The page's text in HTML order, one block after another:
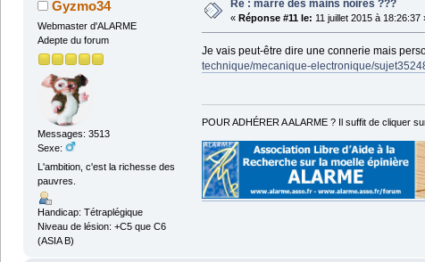
Gyzmo34
Webmaster d'ALARME
Adepte du forum
Messages: 3513
Sexe:
L'ambition, c'est la richesse des
pauvres.
Handicap: Tétraplégique
Niveau de lésion: +C5 que C6
(ASIA B)
Re : marre des mains noires ???
« Réponse #11 le: 11 juillet 2015 à 18:26:37
Je vais peut-être dire une connerie mais
technique/mecanique-electronique/
POUR ADHÉRER A ALARME ? Il suffit de cliquer